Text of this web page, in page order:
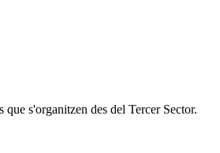
que s'organitzen des del Tercer Sector.